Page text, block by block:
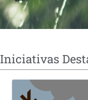
Iniciativas